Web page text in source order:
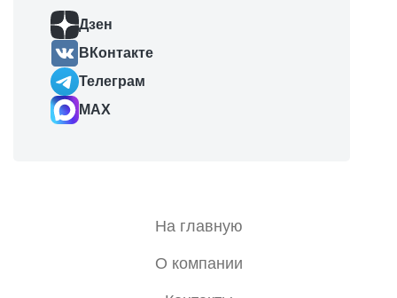
Дзен
ВКонтакте
Телеграм
MAX
На главную
О компании